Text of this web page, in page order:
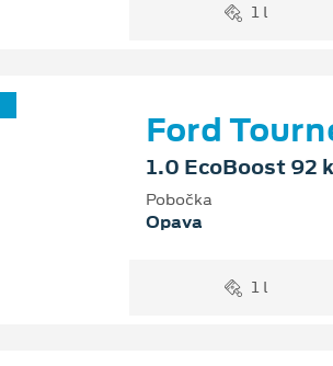
1 l
Ford
1.0 EcoBoost 92
Pobočka
Opava
1 l